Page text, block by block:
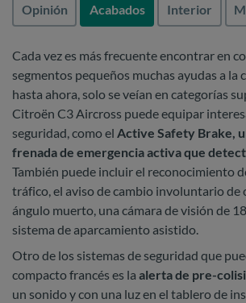
Opinión Acabados Interior
Cada vez es más frecuente encontrar en
segmentos pequeños muchas ayudas a la
hasta ahora, solo se veían en categorías
Citroën C3 Aircross puede equipar
seguridad, como el Active Safety Brake,
frenada de emergencia activa que
También puede incluir el reconocimiento
tráfico, el aviso de cambio involuntario de
ángulo muerto, una cámara de visión de
sistema de aparcamiento asistido.
Otro de los sistemas de seguridad que
compacto francés es la alerta de pre-
un sonido y con una luz en el tablero de